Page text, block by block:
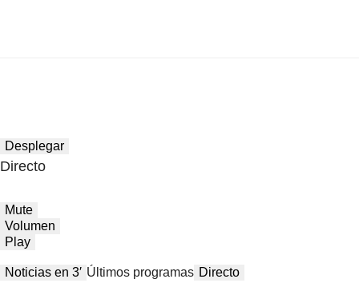
Desplegar
Directo
Mute
Volumen
Play
Noticias en 3′ Últimos programas Directo